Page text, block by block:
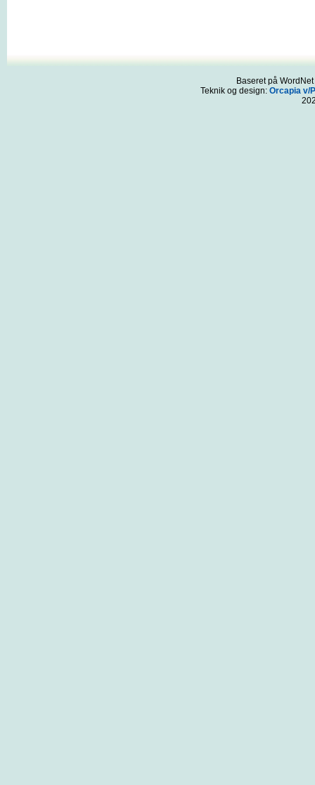
Baseret på
Teknik og design: Orcapia v/